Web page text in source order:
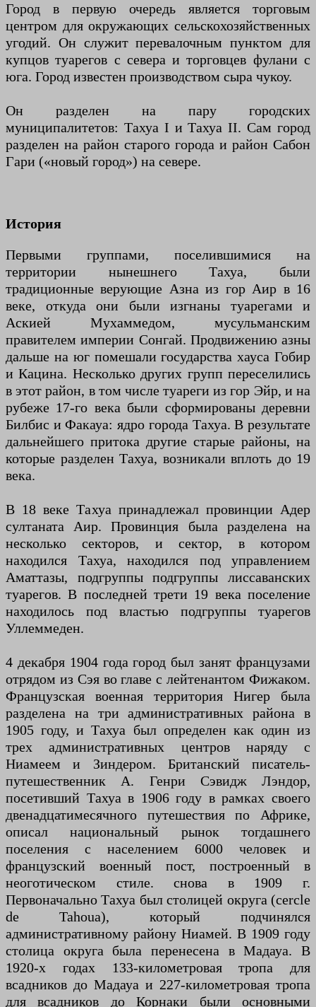
Город в первую очередь является торговым
центром для окружающих сельскохозяйственных
угодий. Он служит перевалочным пунктом для
купцов туарегов с севера и торговцев фулани с
юга. Город известен производством сыра чукоу.
Он разделен на пару городских
муниципалитетов: Тахуа I и Тахуа II. Сам город
разделен на район старого города и район Сабон
Гари («новый город») на севере.
История
Первыми группами, поселившимися на
территории нынешнего Тахуа, были
традиционные верующие Азна из гор Аир в 16
веке, откуда они были изгнаны туарегами и
Аскией Мухаммедом, мусульманским
правителем империи Сонгай. Продвижению азны
дальше на юг помешали государства хауса Гобир
и Кацина. Несколько других групп переселились
в этот район, в том числе туареги из гор Эйр, и на
рубеже 17-го века были сформированы деревни
Билбис и Факауа: ядро ​​города Тахуа. В результате
дальнейшего притока другие старые районы, на
которые разделен Тахуа, возникали вплоть до 19
века.
В 18 веке Тахуа принадлежал провинции Адер
султаната Аир. Провинция была разделена на
несколько секторов, и сектор, в котором
находился Тахуа, находился под управлением
Аматтазы, подгруппы подгруппы лиссаванских
туарегов. В последней трети 19 века поселение
находилось под властью подгруппы туарегов
Уллеммеден.
4 декабря 1904 года город был занят французами
отрядом из Сэя во главе с лейтенантом Фижаком.
Французская военная территория Нигер была
разделена на три административных района в
1905 году, и Тахуа был определен как один из
трех административных центров наряду с
Ниамеем и Зиндером. Британский писатель-
путешественник А. Генри Сэвидж Лэндор,
посетивший Тахуа в 1906 году в рамках своего
двенадцатимесячного путешествия по Африке,
описал национальный рынок тогдашнего
поселения с населением 6000 человек и
французский военный пост, построенный в
неоготическом стиле. снова в 1909 г.
Первоначально Тахуа был столицей округа (cercle
de Tahoua), который подчинялся
административному району Ниамей. В 1909 году
столица округа была перенесена в Мадауа. В
1920-х годах 133-километровая тропа для
всадников до Мадауа и 227-километровая тропа
для всадников до Корнаки были основными